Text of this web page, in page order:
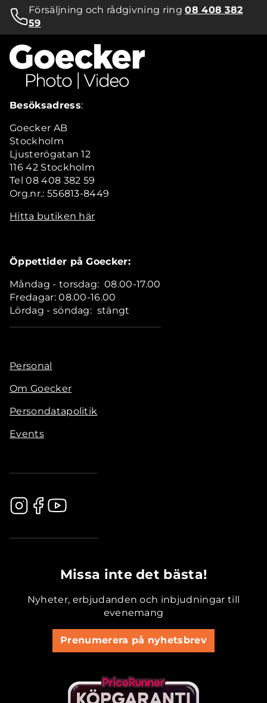
Försäljning och rådgivning ring08 408 382
59
Besöksadress:
Goecker AB
Stockholm
Ljusterögatan 12
116 42 Stockholm
Tel 08 408 382 59
Org.nr.: 556813-8449
Hitta butiken här
Öppettider på Goecker:
Måndag - torsdag: 08.00-17.00
Fredagar: 08.00-16.00
Lördag - söndag: stängt
Personal
Om Goecker
Persondatapolitik
Events
Missa inte det bästa!
Nyheter, erbjudanden och inbjudningar till
evenemang
Prenumerera på nyhetsbrev